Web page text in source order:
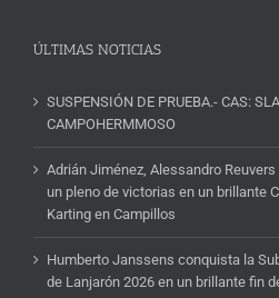
ÚLTIMAS NOTICIAS
SUSPENSIÓN DE PRUEBA.- CAS:
CAMPOHERMMOSO
Adrián Jiménez, Alessandro
un pleno de victorias en un brillante
Karting en Campillos
Humberto Janssens conquista la
de Lanjarón 2026 en un brillante fin